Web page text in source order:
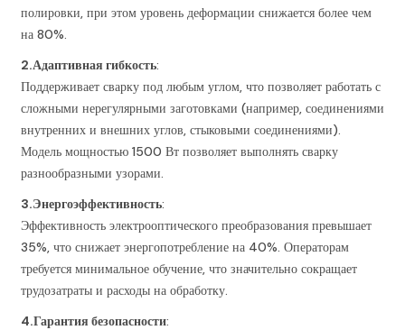
полировки, при этом уровень деформации снижается более чем
на 80%.
2.Адаптивная гибкость:
Поддерживает сварку под любым углом, что позволяет работать с
сложными нерегулярными заготовками (например, соединениями
внутренних и внешних углов, стыковыми соединениями).
Модель мощностью 1500 Вт позволяет выполнять сварку
разнообразными узорами.
3.Энергоэффективность:
Эффективность электрооптического преобразования превышает
35%, что снижает энергопотребление на 40%. Операторам
требуется минимальное обучение, что значительно сокращает
трудозатраты и расходы на обработку.
4.Гарантия безопасности: